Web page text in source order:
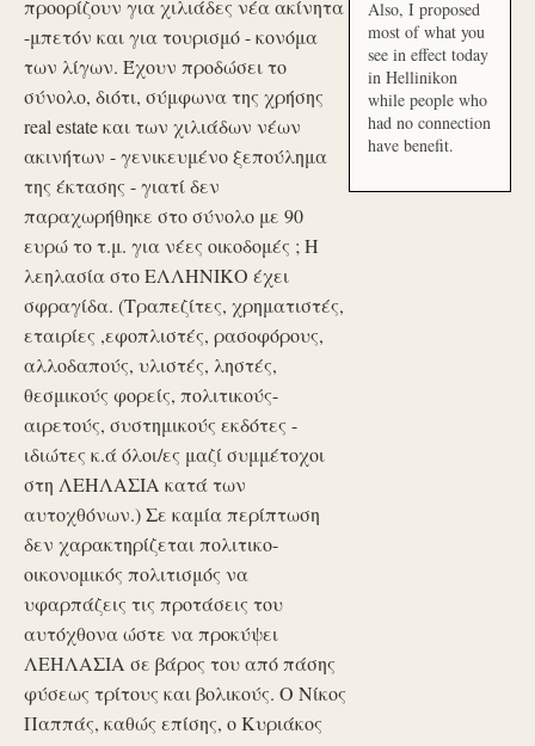
προορίζουν για χιλιάδες νέα ακίνητα
-μπετόν και για τουρισμό - κονόμα
των λίγων. Έχουν προδώσει το
σύνολο, διότι, σύμφωνα της χρήσης
real estate και των χιλιάδων νέων
ακινήτων - γενικευμένο ξεπούλημα
της έκτασης - γιατί δεν
παραχωρήθηκε στο σύνολο με 90
ευρώ το τ.μ. για νέες οικοδομές ; Η
λεηλασία στο ΕΛΛΗΝΙΚΟ έχει
σφραγίδα. (Τραπεζίτες, χρηματιστές,
εταιρίες ,εφοπλιστές, ρασοφόρους,
αλλοδαπούς, υλιστές, ληστές,
θεσμικούς φορείς, πολιτικούς-
αιρετούς, συστημικούς εκδότες -
ιδιώτες κ.ά όλοι/ες μαζί συμμέτοχοι
στη ΛΕΗΛΑΣΙΑ κατά των
αυτοχθόνων.) Σε καμία περίπτωση
δεν χαρακτηρίζεται πολιτικο-
οικονομικός πολιτισμός να
υφαρπάζεις τις προτάσεις του
αυτόχθονα ώστε να προκύψει
ΛΕΗΛΑΣΙΑ σε βάρος του από πάσης
φύσεως τρίτους και βολικούς. Ο Νίκος
Παππάς, καθώς επίσης, ο Κυριάκος
Also, I proposed
most of what you
see in effect today
in Hellinikon
while people who
had no connection
have benefit.